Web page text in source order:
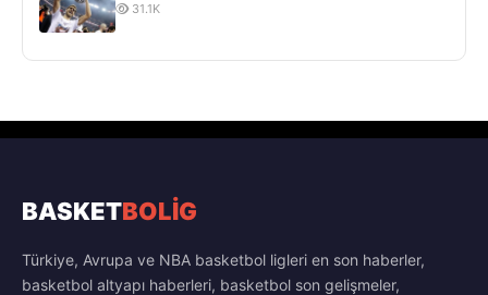
31.1K
BASKETBOLİG
Türkiye, Avrupa ve NBA basketbol ligleri en son haberler,
basketbol altyapı haberleri, basketbol son gelişmeler,